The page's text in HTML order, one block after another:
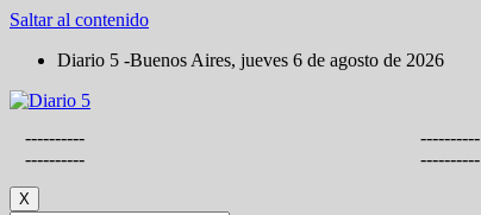
Saltar al contenido
Diario 5 -Buenos Aires, jueves 6 de agosto de 2026
----------
----------
----------
----------
X